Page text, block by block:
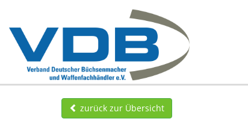
zurück zur Übersicht